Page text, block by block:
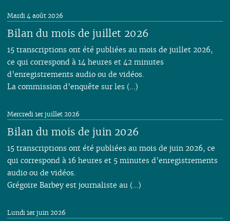
Bilan du mois de juillet 2026
Mardi 4 août 2026
15 transcriptions ont été publiées au mois de juillet 2026,
ce qui correspond à 14 heures et 42 minutes
d’enregistrements audio ou de vidéos.
La commission d’enquête sur les (…)
Bilan du mois de juin 2026
Mercredi 1er juillet 2026
15 transcriptions ont été publiées au mois de juin 2026, ce
qui correspond à 16 heures et 5 minutes d’enregistrements
audio ou de vidéos.
Grégoire Barbey est journaliste au (…)
Lundi 1er juin 2026